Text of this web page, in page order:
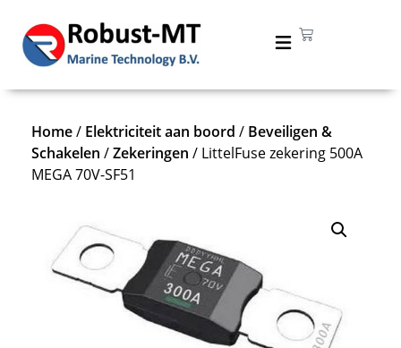
Home/ Elektriciteit aan boord / Beveiligen &
Schakelen /Zekeringen / LittelFuse zekering 500A
MEGA 70V-SF51